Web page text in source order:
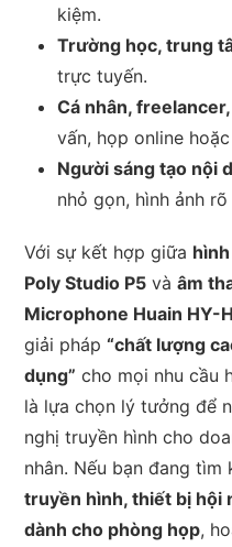
kiệm.
Trường học, trung
trực tuyến.
Cá nhân,
vấn, họp online
Người sáng tạo nội
nhỏ gọn, hình ảnh
Với sự kết hợp giữa
Poly Studio P5 vàâm
Microphone Huain HY-
giải pháp“chất lượng
dụng” cho mọi nhu cầu
là lựa chọn lý tưởng để
nghị truyền hình cho
nhân. Nếu bạn đang tìm
truyền hình, thiết bị hội
dành cho phòng họp,